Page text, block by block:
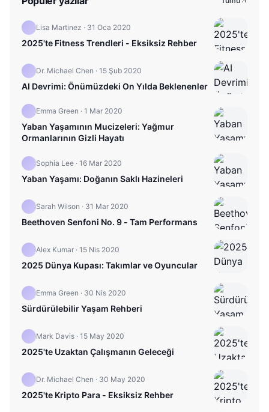
Lisa Martinez · 31 Oca 2020
2025'te Fitness Trendleri - Eksiksiz Rehber
Dr. Michael Chen · 15 Şub 2020
AI Devrimi: Önümüzdeki On Yılda Beklenenler
Emma Green · 1 Mar 2020
Yaban Yaşamının Mucizeleri: Yağmur
Ormanlarının Gizli Hayatı
Sophia Lee · 16 Mar 2020
Yaban Yaşamı: Doğanın Saklı Hazineleri
Sarah Wilson · 31 Mar 2020
Beethoven Senfoni No. 9 - Tam Performans
Alex Kumar · 15 Nis 2020
2025 Dünya Kupası: Takımlar ve Oyuncular
Emma Green · 30 Nis 2020
Sürdürülebilir Yaşam Rehberi
Mark Davis · 15 May 2020
2025'te Uzaktan Çalışmanın Geleceği
Dr. Michael Chen · 30 May 2020
2025'te Kripto Para - Eksiksiz Rehber